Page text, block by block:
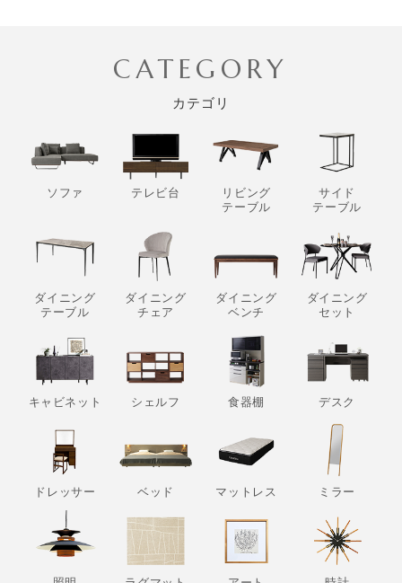
CATEGORY
カテゴリ
ソファ テレビ台
リビング
テーブル
サイド
テーブル
ダイニング
テーブル
ダイニング
チェア
ダイニング
ベンチ
ダイニング
セット
キャビネット シェルフ 食器棚 デスク
ドレッサー ベッド マットレス ミラー